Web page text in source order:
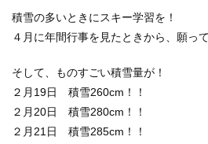
積雪の多いときにスキー学習を！
４月に年間行事を見たときから、願っ
そして、ものすごい積雪量が！
２月19日 積雪260cm！！
２月20日 積雪280cm！！
２月21日 積雪285cm！！